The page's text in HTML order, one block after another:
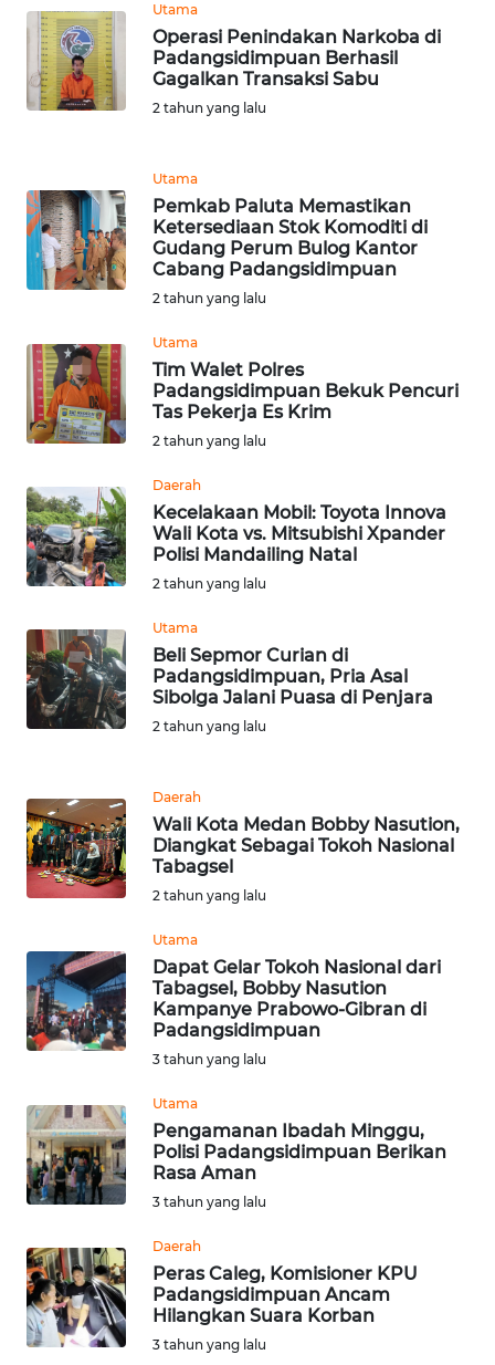
Utama
Operasi Penindakan Narkoba di
Padangsidimpuan Berhasil
Gagalkan Transaksi Sabu
2 tahun yang lalu
Utama
Pemkab Paluta Memastikan
Ketersediaan Stok Komoditi di
Gudang Perum Bulog Kantor
Cabang Padangsidimpuan
2 tahun yang lalu
Utama
Tim Walet Polres
Padangsidimpuan Bekuk Pencuri
Tas Pekerja Es Krim
2 tahun yang lalu
Daerah
Kecelakaan Mobil: Toyota Innova
Wali Kota vs. Mitsubishi Xpander
Polisi Mandailing Natal
2 tahun yang lalu
Utama
Beli Sepmor Curian di
Padangsidimpuan, Pria Asal
Sibolga Jalani Puasa di Penjara
2 tahun yang lalu
Daerah
Wali Kota Medan Bobby Nasution,
Diangkat Sebagai Tokoh Nasional
Tabagsel
2 tahun yang lalu
Utama
Dapat Gelar Tokoh Nasional dari
Tabagsel, Bobby Nasution
Kampanye Prabowo-Gibran di
Padangsidimpuan
3 tahun yang lalu
Utama
Pengamanan Ibadah Minggu,
Polisi Padangsidimpuan Berikan
Rasa Aman
3 tahun yang lalu
Daerah
Peras Caleg, Komisioner KPU
Padangsidimpuan Ancam
Hilangkan Suara Korban
3 tahun yang lalu
WN
JAMBI
WN
WN
NTB
WN
SULTENG
WN
SULBAR
WN
WN
SUMBAR
WN
BENGKULU
WN
JATENG
NUSANTARA
WN
JOGJA
JATIM
WN
BALI
WN
KALBAR
WN